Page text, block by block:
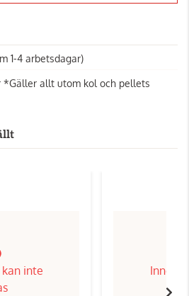
1-4 arbetsdagar)
*Gäller allt utom kol och pellets
inte